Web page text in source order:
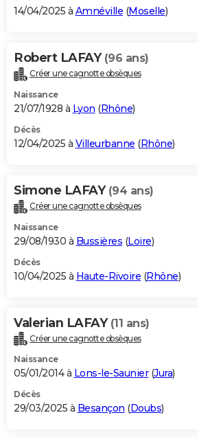
14/04/2025 à Amnéville (Moselle)
Robert LAFAY (96 ans)
Créer une cagnotte obsèques
Naissance
21/07/1928 à Lyon (Rhône)
Décès
12/04/2025 à Villeurbanne (Rhône)
Simone LAFAY (94 ans)
Créer une cagnotte obsèques
Naissance
29/08/1930 à Bussières (Loire)
Décès
10/04/2025 à Haute-Rivoire (Rhône)
Valerian LAFAY (11 ans)
Créer une cagnotte obsèques
Naissance
05/01/2014 à Lons-le-Saunier(Jura)
Décès
29/03/2025 à Besançon (Doubs)